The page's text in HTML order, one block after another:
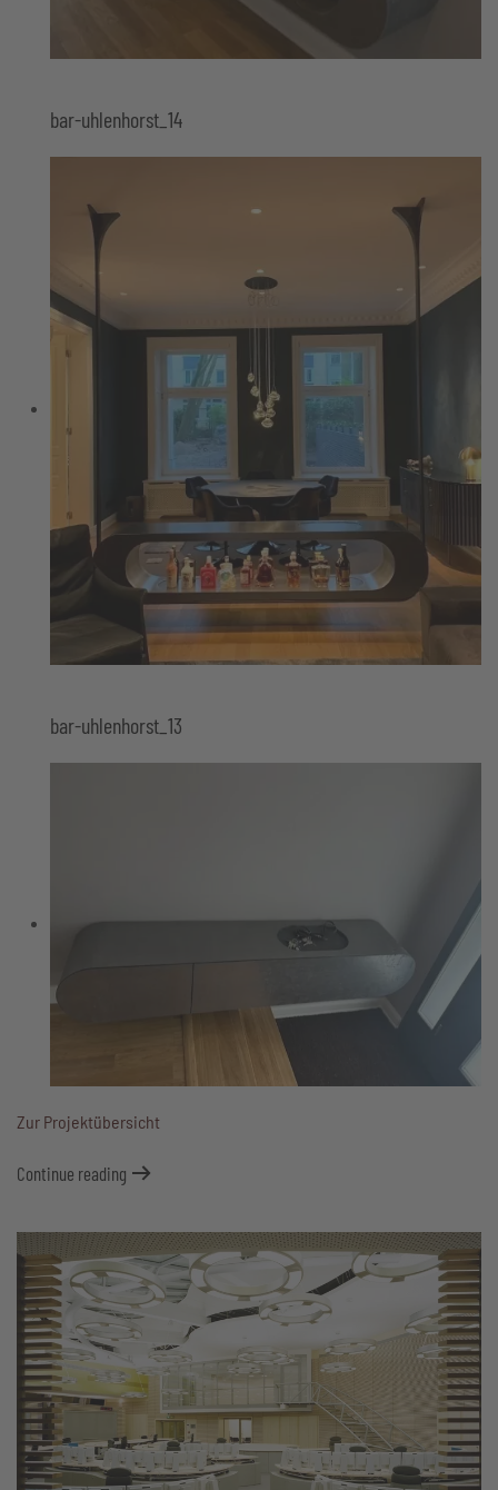
bar-uhlenhorst_14
bar-uhlenhorst_13
Zur Projektübersicht
Continue reading